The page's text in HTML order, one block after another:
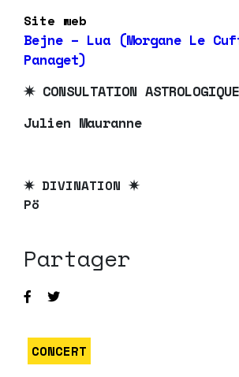
Site web
Bejne – Lua (Morgane Le
Panaget)
✷ CONSULTATION
Julien Mauranne
✷ DIVINATION ✷
Pö
Partager
CONCERT